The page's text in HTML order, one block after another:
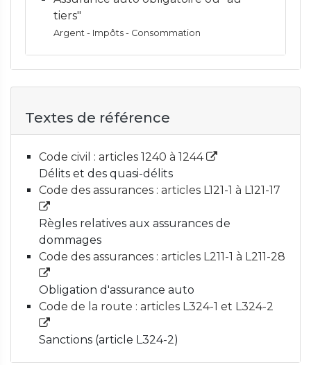
tiers"
Argent - Impôts - Consommation
Textes de référence
Code civil : articles 1240 à 1244
Délits et des quasi-délits
Code des assurances : articles L121-1 à L121-17
Règles relatives aux assurances de
dommages
Code des assurances : articles L211-1 à L211-28
Obligation d'assurance auto
Code de la route : articles L324-1 et L324-2
Sanctions (article L324-2)